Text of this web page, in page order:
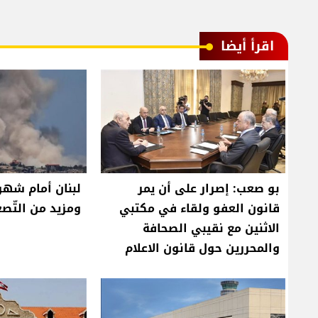
اقرأ أيضا
بو صعب: إصرار على أن يمر
قانون العفو ولقاء في مكتبي
الاثنين مع نقيبي الصحافة
والمحررين حول قانون الاعلام
لبنان أمام
ومزيد من